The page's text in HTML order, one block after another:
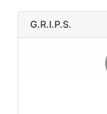
G.R.I.P.S.